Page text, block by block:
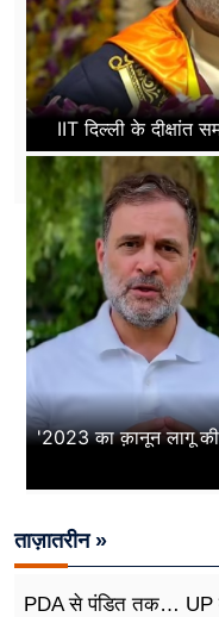
IIT दिल्ली के दीक्षांत
'2023 का क़ानून लागू
ताज़ातरीन »
PDA से पंडित तक… UP